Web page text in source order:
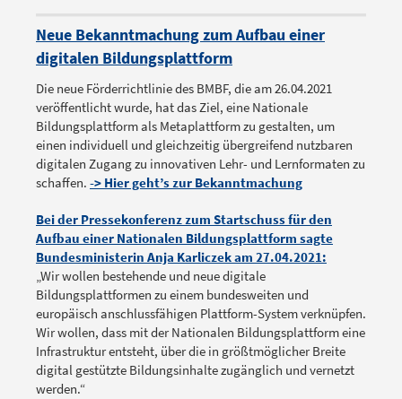
Neue Bekanntmachung zum Aufbau einer
digitalen Bildungsplattform
Die neue Förderrichtlinie des BMBF, die am 26.04.2021
veröffentlicht wurde, hat das Ziel, eine Nationale
Bildungsplattform als Metaplattform zu gestalten, um
einen individuell und gleichzeitig übergreifend nutzbaren
digitalen Zugang zu innovativen Lehr- und Lernformaten zu
schaffen. -> Hier geht’s zur Bekanntmachung
Bei der Pressekonferenz zum Startschuss für den
Aufbau einer Nationalen Bildungsplattform sagte
Bundesministerin Anja Karliczek am 27.04.2021:
„Wir wollen bestehende und neue digitale
Bildungsplattformen zu einem bundesweiten und
europäisch anschlussfähigen Plattform-System verknüpfen.
Wir wollen, dass mit der Nationalen Bildungsplattform eine
Infrastruktur entsteht, über die in größtmöglicher Breite
digital gestützte Bildungsinhalte zugänglich und vernetzt
werden.“